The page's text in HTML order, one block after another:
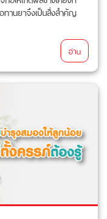
ทานยาจึงเป็นสิ่งสำคัญ
อ่าน